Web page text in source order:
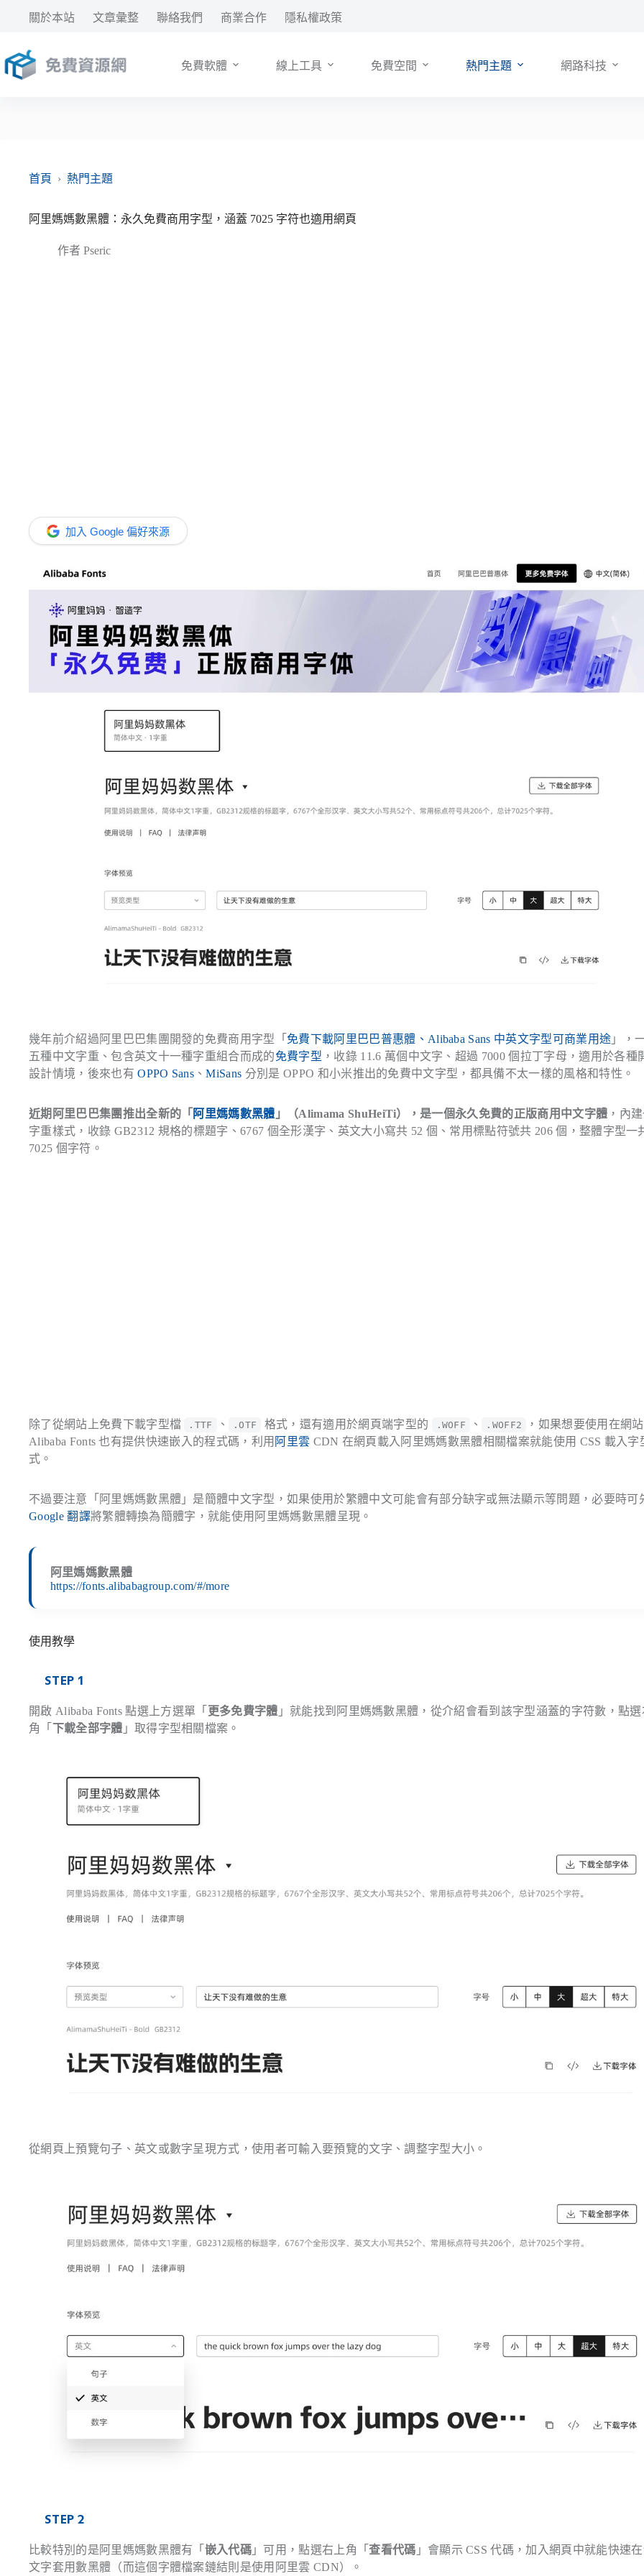
要
內
關於本站 文章彙整 聯絡我們 商業合作 隱私權政策
免費軟體 線上工具 免費空間 熱門主題 網路科技
首頁 › 熱門主題
阿里媽媽數黑體：永久免費商用字型，涵蓋 7025 字符也適用網頁
作者 Pseric
加入 Google 偏好來源
幾年前介紹過阿里巴巴集團開發的免費商用字型「 免費下載阿里巴巴普惠體、Alibaba Sans 中英文字型可商業用途 」，
五種中文字重、包含英文十一種字重組合而成的免費字型 ，收錄 11.6 萬個中文字、超過 7000 個拉丁字母，適用於各種
設計情境，後來也有OPPO Sans 、MiSans 分別是 OPPO 和小米推出的免費中文字型，都具備不太一樣的風格和特性。
近期阿里巴巴集團推出全新的「 阿里媽媽數黑體 」（Alimama ShuHeiTi），是一個永久免費的正版商用中文字體 ，內
字重樣式，收錄 GB2312 規格的標題字、6767 個全形漢字、英文大小寫共 52 個、常用標點符號共 206 個，整體字型一
7025 個字符。
除了從網站上免費下載字型檔 .TTF 、 .OTF 格式，還有適用於網頁端字型的 .WOFF 、 .WOFF2
，如果想要使用在網
Alibaba Fonts 也有提供快速嵌入的程式碼，利用 阿里雲 CDN 在網頁載入阿里媽媽數黑體相關檔案就能使用 CSS 載入字
式。
不過要注意「阿里媽媽數黑體」是簡體中文字型，如果使用於繁體中文可能會有部分缺字或無法顯示等問題，必要時可
Google 翻譯將繁體轉換為簡體字，就能使用阿里媽媽數黑體呈現。
阿里媽媽數黑體
https://fonts.alibabagroup.com/#/more
使用教學
STEP 1
開啟 Alibaba Fonts 點選上方選單「 更多免費字體 」就能找到阿里媽媽數黑體，從介紹會看到該字型涵蓋的字符數，點
角「 下載全部字體 」取得字型相關檔案。
從網頁上預覽句子、英文或數字呈現方式，使用者可輸入要預覽的文字、調整字型大小。
STEP 2
比較特別的是阿里媽媽數黑體有「 嵌入代碼 」可用，點選右上角「查看代碼 」會顯示 CSS 代碼，加入網頁中就能快速
文字套用數黑體（而這個字體檔案鏈結則是使用阿里雲 CDN）。